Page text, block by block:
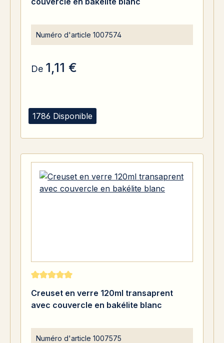
1786 Disponible
Numéro d'article 1007574
De 1,11 €
Creuset en verre 120ml transaprent
avec couvercle en bakélite blanc
Numéro d'article 1007575